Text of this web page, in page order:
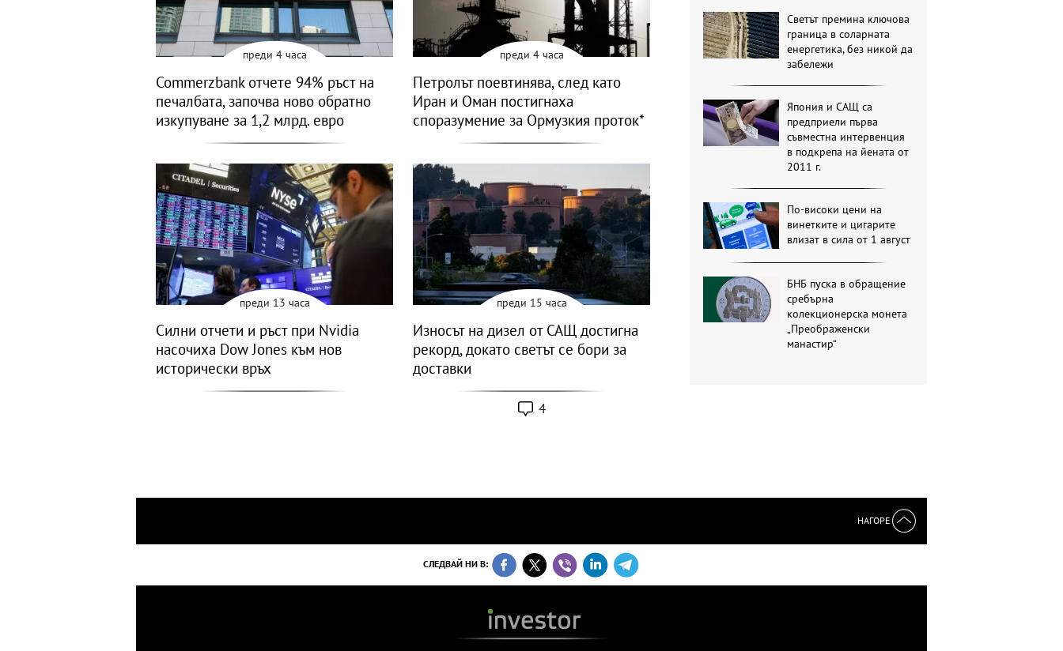
Светът премина ключова
граница в соларната
енергетика, без никой да
забележи
Япония и САЩ са
предприели първа
съвместна интервенция
в подкрепа на йената от
2011 г.
По-високи цени на
винетките и цигарите
влизат в сила от 1 август
БНБ пуска в обращение
сребърна
колекционерска монета
„Преображенски
манастир“
преди 4 часа
Commerzbank отчете 94% ръст на
печалбата, започва ново обратно
изкупуване за 1,2 млрд. евро
преди 4 часа
Петролът поевтинява, след като
Иран и Оман постигнаха
споразумение за Ормузкия проток*
преди 13 часа
Силни отчети и ръст при Nvidia
насочиха Dow Jones към нов
исторически връх
преди 15 часа
Износът на дизел от САЩ достигна
рекорд, докато светът се бори за
доставки
4
НАГОРЕ
СЛЕДВАЙ НИ В: